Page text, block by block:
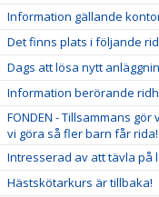
Information gällande
Det finns plats i följande
Dags att lösa nytt
Information berörande
FONDEN - Tillsammans
vi göra så fler barn får rida!
Intresserad av att tävla på
Hästskötarkurs är tillbaka!